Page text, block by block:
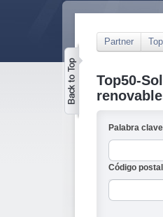
Partner
Top50-
Palabra clave
Código